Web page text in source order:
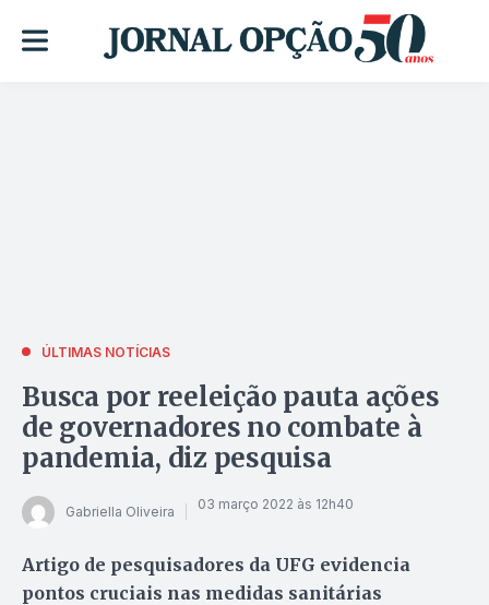
ÚLTIMAS NOTÍCIAS
Busca por reeleição pauta ações
de governadores no combate à
pandemia, diz pesquisa
Gabriella Oliveira 03 março 2022 às 12h40
Artigo de pesquisadores da UFG evidencia
pontos cruciais nas medidas sanitárias